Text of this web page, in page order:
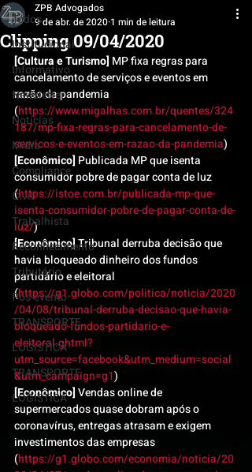
Todos
Institucional
Informativo
Newsletter
Notícias
Mídia
Compliance
Civil
Trabalhista
Reconhecimento
Tributário
Pós-evento
TRANSPORTE
LOGISTICA
TRANSPORTE
LOGISTICA
Clipping 09/04/2020
ZPB Advogados
9 de abr. de 2020 1 min de leitura
[Cultura e Turismo] MP fixa regras para
cancelamento de serviços e eventos em
razão da pandemia
(https://www.migalhas.com.br/quentes/324
187/mp-fixa-regras-para-cancelamento-de-
servicos-e-eventos-em-razao-da-pandemia)
[Econômico] Publicada MP que isenta
consumidor pobre de pagar conta de luz
(https://istoe.com.br/publicada-mp-que-
isenta-consumidor-pobre-de-pagar-conta-de-
luz/)
[Econômico] Tribunal derruba decisão que
havia bloqueado dinheiro dos fundos
partidário e eleitoral
(https://g1.globo.com/politica/noticia/2020
/04/08/tribunal-derruba-decisao-que-havia-
bloqueado-fundos-partidario-e-
eleitoral.ghtml?
utm_source=facebook&utm_medium=social
&utm_campaign=g1)
[Econômico] Vendas online de
supermercados quase dobram após o
coronavírus, entregas atrasam e exigem
investimentos das empresas
(https://g1.globo.com/economia/noticia/20